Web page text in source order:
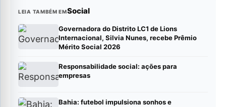
LEIA TAMBÉM EMSocial
Governadora do Distrito LC1 de Lions
Internacional, Silvia Nunes, recebe Prêmio
Mérito Social 2026
Responsabilidade social: ações para
empresas
Bahia: futebol impulsiona sonhos e